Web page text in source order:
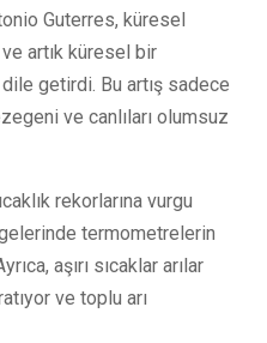
Guterres, küresel
ve artık küresel bir
dile getirdi. Bu artış sadece
ve canlıları olumsuz
rekorlarına vurgu
termometrelerin
aşırı sıcaklar arılar
ve toplu arı